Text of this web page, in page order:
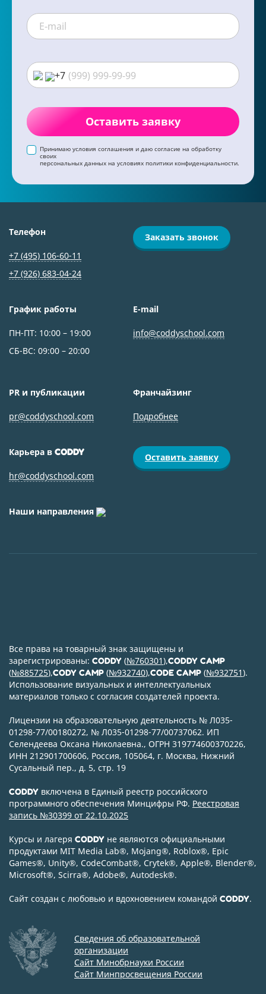
+7
Оставить заявку
Принимаю условия соглашения и даю согласие на обработку
своих
персональных данных на условиях политики конфиденциальности.
Телефон
+7 (495) 106-60-11
+7 (926) 683‑04-24
Заказать звонок
График работы
ПН-ПТ: 10:00 – 19:00
СБ-ВС: 09:00 – 20:00
E-mail
info@coddyschool.com
PR и публикации
pr@coddyschool.com
Франчайзинг
Подробнее
Карьера в CODDY
hr@coddyschool.com
Оставить заявку
Наши направления
Все права на товарный знак защищены и
зарегистрированы: CODDY (№760301),CODDY CAMP
(№885725),CODY CAMP (№932740),CODE CAMP (№932751).
Использование визуальных и интеллектуальных
материалов только с согласия создателей проекта.
Лицензии на образовательную деятельность № Л035-
01298-77/00180272, № Л035-01298-77/00737062. ИП
Селендеева Оксана Николаевна., ОГРН 319774600370226,
ИНН 212901700606, Россия, 105064, г. Москва, Нижний
Сусальный пер., д. 5, стр. 19
CODDY включена в Единый реестр российского
программного обеспечения Минцифры РФ. Реестровая
запись №30399 от 22.10.2025
Курсы и лагеря CODDY не являются официальными
продуктами MIT Media Lab®, Mojang®, Roblox®, Epic
Games®, Unity®, CodeСombat®, Crytek®, Apple®, Blender®,
Microsoft®, Scirra®, Adobe®, Autodesk®.
Сайт создан с любовью и вдохновением командой CODDY.
Сведения об образовательной
организации
Сайт Минобрнауки России
Сайт Минпросвещения России